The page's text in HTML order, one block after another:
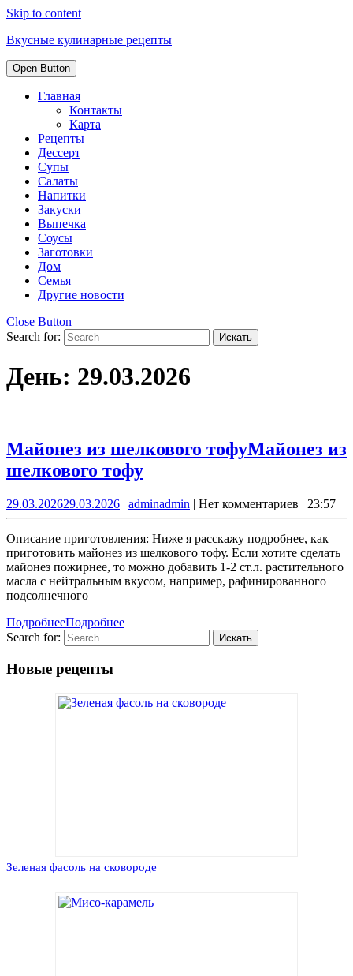
Skip to content
Вкусные кулинарные рецепты
Open Button
Главная
Контакты
Карта
Рецепты
Дессерт
Супы
Салаты
Напитки
Закуски
Выпечка
Соусы
Заготовки
Дом
Семья
Другие новости
Close Button
Search for:
День: 29.03.2026
Майонез из шелкового тофуМайонез из
шелкового тофу
29.03.202629.03.2026 | adminadmin | Нет комментариев | 23:57
Описание приготовления: Ниже я расскажу подробнее, как
приготовить майонез из шелкового тофу. Если хотите сделать
майонез пожирнее, то можно добавить 1-2 ст.л. растительного
масла с нейтральным вкусом, например, рафинированного
подсолнечного
ПодробнееПодробнее
Search for:
Новые рецепты
Зеленая фасоль на сковороде